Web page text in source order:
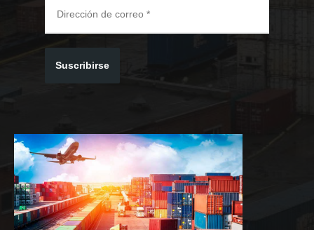
Suscribirse